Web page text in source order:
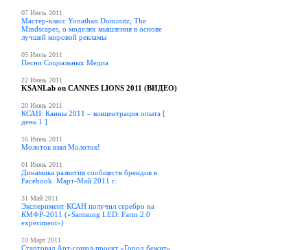
07 Июль 2011
Мастер-класс Yonathan Dominitz, The
Mindscapes, о моделях мышления в основе
лучшей мировой рекламы
05 Июль 2011
Песни Социальных Медиа
22 Июнь 2011
KSANLab on CANNES LIONS 2011 (ВИДЕО)
20 Июнь 2011
КСАН: Канны 2011 – концентрация опыта [
день 1 ]
16 Июнь 2011
Молоток взял Молоток!
01 Июнь 2011
Динамика развития сообществ брендов в
Facebook. Март-Май 2011 г.
31 Май 2011
Эксперимент КСАН получил серебро на
КМФР-2011 («Samsung LED: Farm 2.0
experiment»)
10 Март 2011
Стартовал Арт-сошал-проект «Город бежит»